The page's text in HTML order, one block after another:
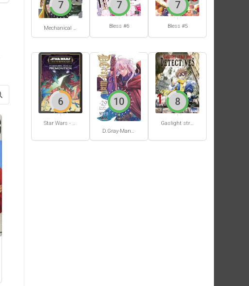
Mechanical Buddy Universe #0
7
Bless #6
7
Bless #5
7
Star Wars - La Haute République - Un équilibre fragile
6
D.Gray-Man #29
10
Gaslight stray dog detectives #1
8